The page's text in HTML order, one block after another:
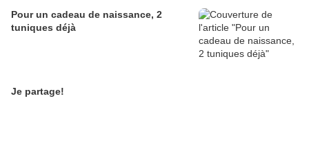
Pour un cadeau de naissance, 2
tuniques déjà
Je partage!